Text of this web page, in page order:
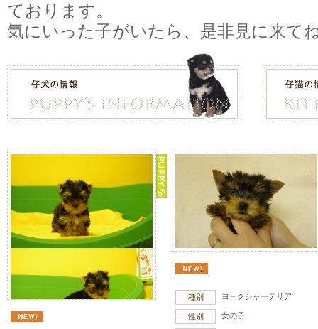
ております。
気にいった子がいたら、是非見に来て
種別 ヨークシャーテリア
性別 女の子